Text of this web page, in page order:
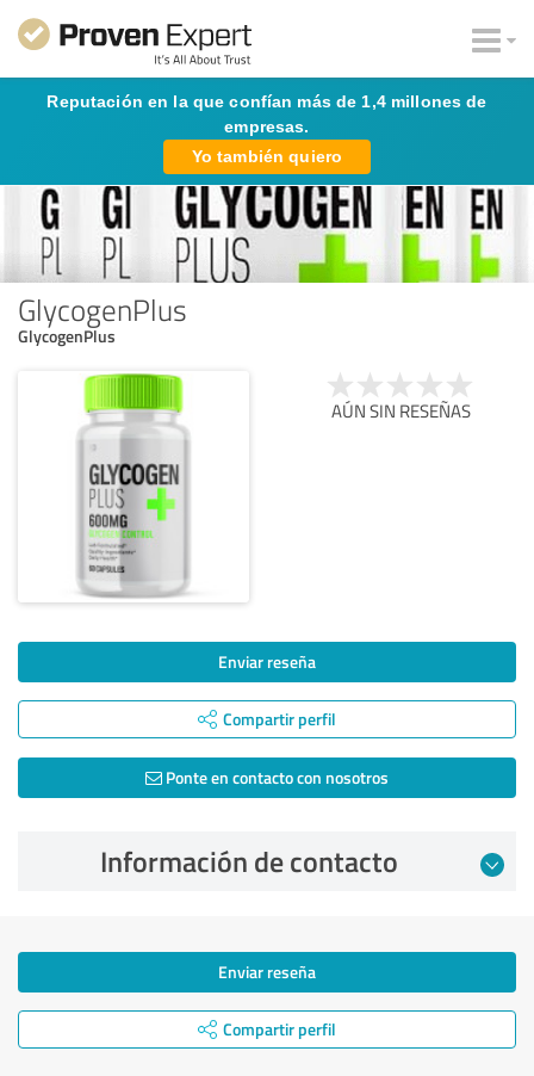
Reputación en la que confían más de 1,4 millones de
empresas.
Yo también quiero
GlycogenPlus
GlycogenPlus
AÚN SIN RESEÑAS
Enviar reseña
Compartir perfil
Ponte en contacto con nosotros
Información de contacto
Enviar reseña
Compartir perfil